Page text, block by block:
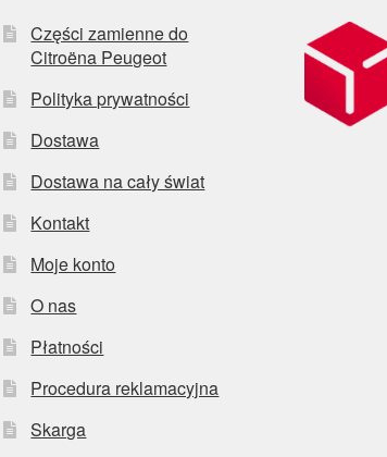
Części zamienne do
Citroëna Peugeot
Polityka prywatności
Dostawa
Dostawa na cały świat
Kontakt
Moje konto
O nas
Płatności
Procedura reklamacyjna
Skarga